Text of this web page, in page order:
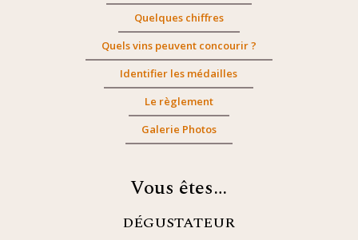
Quelques chiffres
Quels vins peuvent concourir ?
Identifier les médailles
Le règlement
Galerie Photos
Vous êtes…
DÉGUSTATEUR